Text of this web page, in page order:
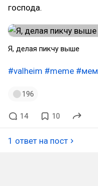
господа.
Я, делая пикчу выше
#valheim #meme #мем
196
14 10
1 ответ на пост